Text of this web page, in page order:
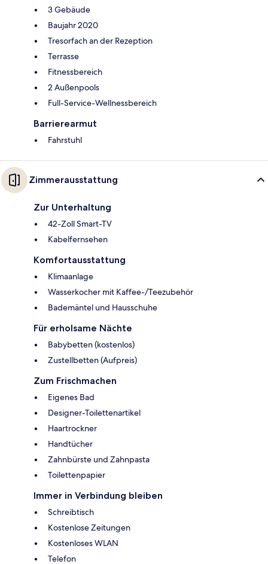
3 Gebäude
Baujahr 2020
Tresorfach an der Rezeption
Terrasse
Fitnessbereich
2 Außenpools
Full-Service-Wellnessbereich
Barrierearmut
Fahrstuhl
Zimmerausstattung
Zur Unterhaltung
42-Zoll Smart-TV
Kabelfernsehen
Komfortausstattung
Klimaanlage
Wasserkocher mit Kaffee-/Teezubehör
Bademäntel und Hausschuhe
Für erholsame Nächte
Babybetten (kostenlos)
Zustellbetten (Aufpreis)
Zum Frischmachen
Eigenes Bad
Designer-Toilettenartikel
Haartrockner
Handtücher
Zahnbürste und Zahnpasta
Toilettenpapier
Immer in Verbindung bleiben
Schreibtisch
Kostenlose Zeitungen
Kostenloses WLAN
Telefon